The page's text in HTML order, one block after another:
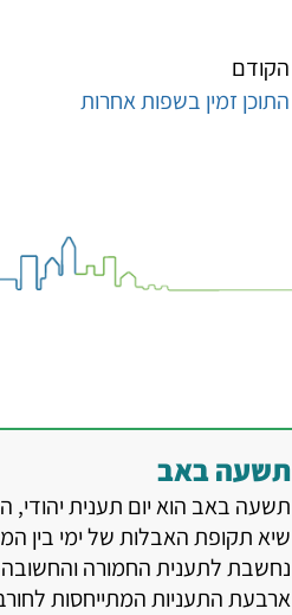
הקודם
התוכן זמין בשפות אחרות
תשעה באב
תשעה באב הוא יום תענית
שיא תקופת האבלות של ימי בין
נחשבת לתענית החמורה והחשובה
ארבעת התעניות המתייחסות